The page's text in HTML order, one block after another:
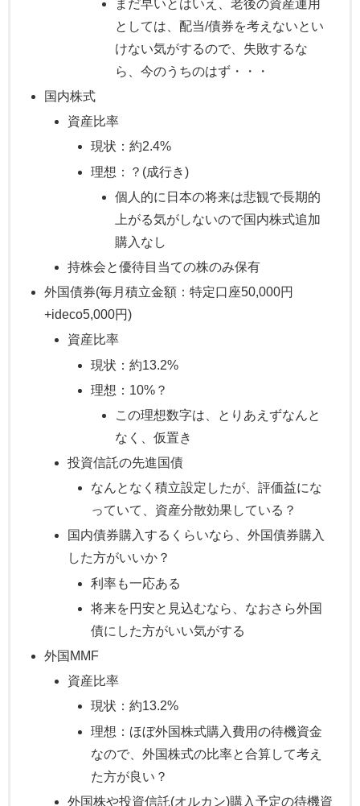
まだ早いとはいえ、老後の資産運用
としては、配当/債券を考えないとい
けない気がするので、失敗するな
ら、今のうちのはず・・・
国内株式
資産比率
現状：約2.4%
理想：？(成行き)
個人的に日本の将来は悲観で長期的
上がる気がしないので国内株式追加
購入なし
持株会と優待目当ての株のみ保有
外国債券(毎月積立金額：特定口座50,000円
+ideco5,000円)
資産比率
現状：約13.2%
理想：10%？
この理想数字は、とりあえずなんと
なく、仮置き
投資信託の先進国債
なんとなく積立設定したが、評価益にな
っていて、資産分散効果している？
国内債券購入するくらいなら、外国債券購入
した方がいいか？
利率も一応ある
将来を円安と見込むなら、なおさら外国
債にした方がいい気がする
外国MMF
資産比率
現状：約13.2%
理想：ほぼ外国株式購入費用の待機資金
なので、外国株式の比率と合算して考え
た方が良い？
外国株や投資信託(オルカン)購入予定の待機資